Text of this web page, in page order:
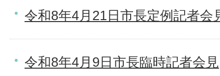
令和8年4月21日市長定例記者会
令和8年4月9日市長臨時記者会見